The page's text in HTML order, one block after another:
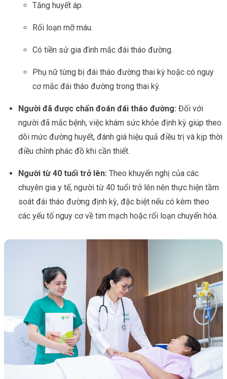
Tăng huyết áp.
Rối loạn mỡ máu.
Có tiền sử gia đình mắc đái tháo đường.
Phụ nữ từng bị đái tháo đường thai kỳ hoặc có nguy
cơ mắc đái tháo đường trong thai kỳ.
Người đã được chẩn đoán đái tháo đường: Đối với
người đã mắc bệnh, việc khám sức khỏe định kỳ giúp theo
dõi mức đường huyết, đánh giá hiệu quả điều trị và kịp thời
điều chỉnh phác đồ khi cần thiết.
Người từ 40 tuổi trở lên: Theo khuyến nghị của các
chuyên gia y tế, người từ 40 tuổi trở lên nên thực hiện tầm
soát đái tháo đường định kỳ, đặc biệt nếu có kèm theo
các yếu tố nguy cơ về tim mạch hoặc rối loạn chuyển hóa.